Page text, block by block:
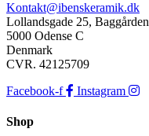
Kontakt@ibenskeramik.dk
Lollandsgade 25, Baggården
5000 Odense C
Denmark
CVR. 42125709
Facebook-f
Instagram
Shop